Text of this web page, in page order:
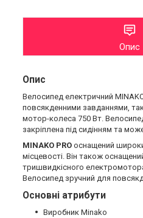
Опис
Опис
Велосипед електричний
повсякденними завданнями,
мотор-колеса 750 Вт.
закріплена під сидінням та
MINAKO PRO оснащений
місцевості. Він також
тришвидкісного
Велосипед зручний для
Основні атрибути
Виробник Minako